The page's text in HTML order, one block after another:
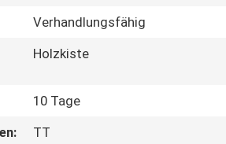
Verhandlungsfähig
Holzkiste
10 Tage
TT